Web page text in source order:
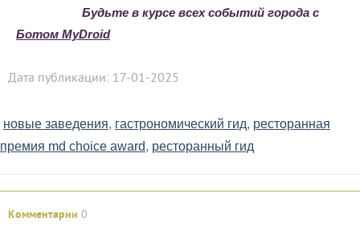
Будьте в курсе всех событий города с
Ботом MyDroid
Дата публикации: 17-01-2025
новые заведения, гастрономический гид, ресторанная
премия md choice award, ресторанный гид
Комментарии 0